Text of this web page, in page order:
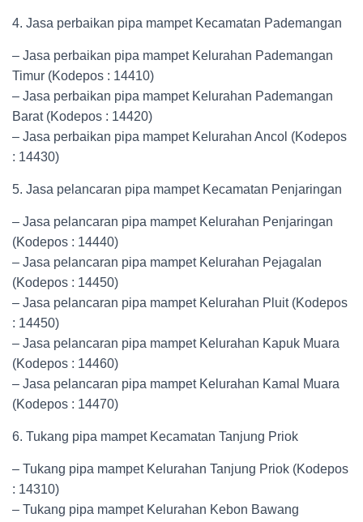
4. Jasa perbaikan pipa mampet Kecamatan Pademangan
– Jasa perbaikan pipa mampet Kelurahan Pademangan
Timur (Kodepos : 14410)
– Jasa perbaikan pipa mampet Kelurahan Pademangan
Barat (Kodepos : 14420)
– Jasa perbaikan pipa mampet Kelurahan Ancol (Kodepos
: 14430)
5. Jasa pelancaran pipa mampet Kecamatan Penjaringan
– Jasa pelancaran pipa mampet Kelurahan Penjaringan
(Kodepos : 14440)
– Jasa pelancaran pipa mampet Kelurahan Pejagalan
(Kodepos : 14450)
– Jasa pelancaran pipa mampet Kelurahan Pluit (Kodepos
: 14450)
– Jasa pelancaran pipa mampet Kelurahan Kapuk Muara
(Kodepos : 14460)
– Jasa pelancaran pipa mampet Kelurahan Kamal Muara
(Kodepos : 14470)
6. Tukang pipa mampet Kecamatan Tanjung Priok
– Tukang pipa mampet Kelurahan Tanjung Priok (Kodepos
: 14310)
– Tukang pipa mampet Kelurahan Kebon Bawang